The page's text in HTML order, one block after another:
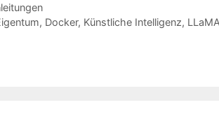
, Docker, Künstliche Intelligenz, LLaMA